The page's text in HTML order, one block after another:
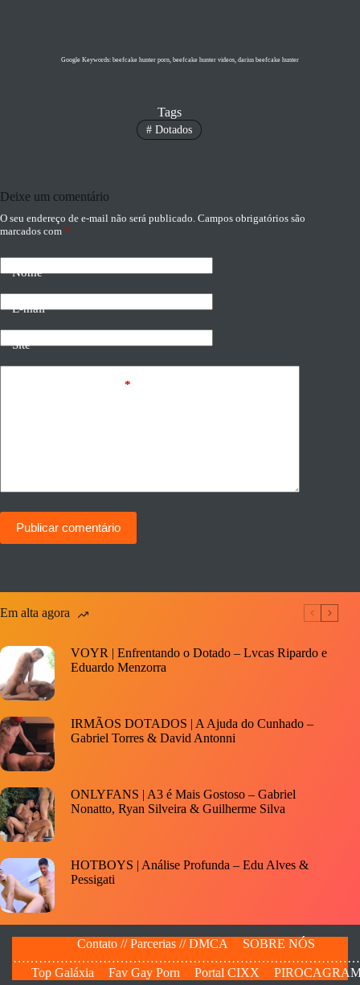
Google Keywords: beefcake hunter porn, beefcake hunter videos, darius beefcake hunter
Tags
# Dotados
Deixe um comentário
O seu endereço de e-mail não será publicado. Campos obrigatórios são
marcados com *
Nome
E-mail
Site
*
Publicar comentário
Em alta agora
VOYR | Enfrentando o Dotado – Lvcas Ripardo e
Eduardo Menzorra
IRMÃOS DOTADOS | A Ajuda do Cunhado –
Gabriel Torres & David Antonni
ONLYFANS | A3 é Mais Gostoso – Gabriel
Nonatto, Ryan Silveira & Guilherme Silva
HOTBOYS | Análise Profunda – Edu Alves &
Pessigati
Contato // Parcerias // DMCA
SOBRE NÓS
Top Galáxia
Fav Gay Porn Portal CIXX